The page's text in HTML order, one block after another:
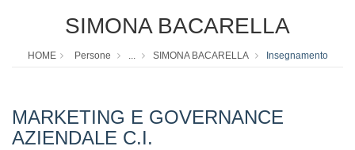
SIMONA BACARELLA
HOME Persone ... SIMONA BACARELLA Insegnamento
MARKETING E GOVERNANCE
AZIENDALE C.I.